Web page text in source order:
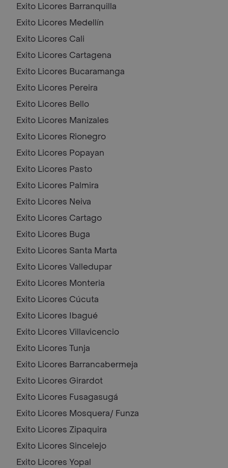
Exito Licores Barranquilla
Exito Licores Medellín
Exito Licores Cali
Exito Licores Cartagena
Exito Licores Bucaramanga
Exito Licores Pereira
Exito Licores Bello
Exito Licores Manizales
Exito Licores Rionegro
Exito Licores Popayan
Exito Licores Pasto
Exito Licores Palmira
Exito Licores Neiva
Exito Licores Cartago
Exito Licores Buga
Exito Licores Santa Marta
Exito Licores Valledupar
Exito Licores Monteria
Exito Licores Cúcuta
Exito Licores Ibagué
Exito Licores Villavicencio
Exito Licores Tunja
Exito Licores Barrancabermeja
Exito Licores Girardot
Exito Licores Fusagasugá
Exito Licores Mosquera/ Funza
Exito Licores Zipaquira
Exito Licores Sincelejo
Exito Licores Yopal